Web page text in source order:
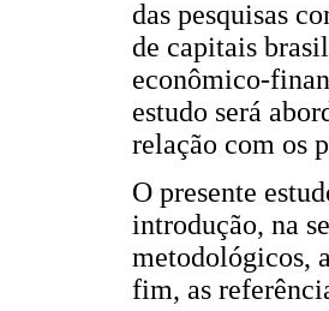
das pesquisas
de capitais
econômico-
estudo será
relação com os
O presente
introdução, na
metodológicos,
fim, as